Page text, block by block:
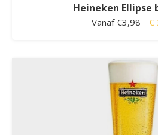
Heineken Ellipse
Vanaf€3,98 €